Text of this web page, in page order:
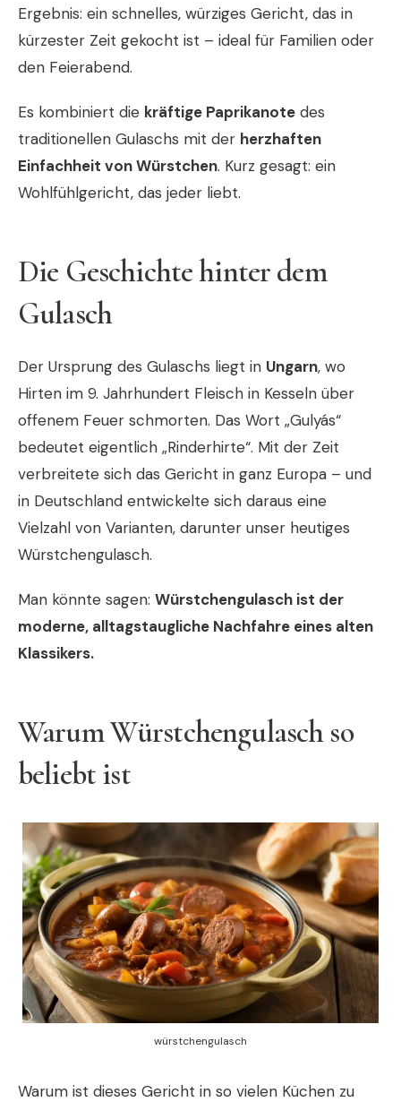
Ergebnis: ein schnelles, würziges Gericht, das in
kürzester Zeit gekocht ist – ideal für Familien oder
den Feierabend.
Es kombiniert die kräftige Paprikanote des
traditionellen Gulaschs mit der herzhaften
Einfachheit von Würstchen. Kurz gesagt: ein
Wohlfühlgericht, das jeder liebt.
Die Geschichte hinter dem
Gulasch
Der Ursprung des Gulaschs liegt in Ungarn, wo
Hirten im 9. Jahrhundert Fleisch in Kesseln über
offenem Feuer schmorten. Das Wort „Gulyás“
bedeutet eigentlich „Rinderhirte“. Mit der Zeit
verbreitete sich das Gericht in ganz Europa – und
in Deutschland entwickelte sich daraus eine
Vielzahl von Varianten, darunter unser heutiges
Würstchengulasch.
Man könnte sagen: Würstchengulasch ist der
moderne, alltagstaugliche Nachfahre eines alten
Klassikers.
Warum Würstchengulasch so
beliebt ist
würstchengulasch
Warum ist dieses Gericht in so vielen Küchen zu